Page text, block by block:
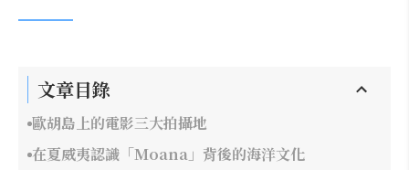
文章目錄
歐胡島上的電影三大拍攝地
在夏威夷認識「Moana」背後的海洋文化